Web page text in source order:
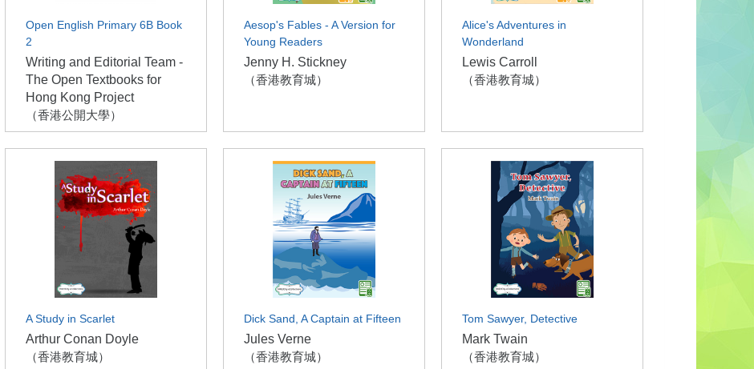
Open English Primary 6B Book
2
Writing and Editorial Team -
The Open Textbooks for
Hong Kong Project
（香港公開大學）
Aesop's Fables - A Version for
Young Readers
Jenny H. Stickney
（香港教育城）
Alice's Adventures in
Wonderland
Lewis Carroll
（香港教育城）
A Study in Scarlet
Arthur Conan Doyle
（香港教育城）
Dick Sand, A Captain at Fifteen
Jules Verne
（香港教育城）
Tom Sawyer, Detective
Mark Twain
（香港教育城）